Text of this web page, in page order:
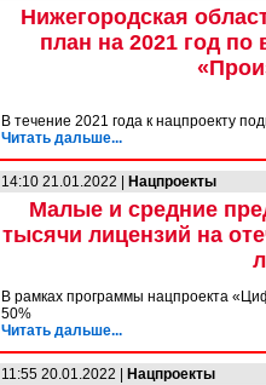
Нижегородская
план на 2021 год
В течение 2021 года к нацпроекту
Читать дальше...
14:10 21.01.2022 | Нацпроекты
Малые и средние
тысячи лицензий на
В рамках программы нацпроекта
50%
Читать дальше...
11:55 20.01.2022 | Нацпроекты